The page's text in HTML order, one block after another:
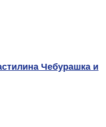
Чебурашка и